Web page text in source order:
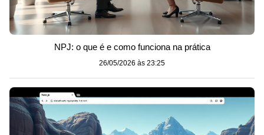
NPJ: o que é e como funciona na prática
26/05/2026 às 23:25